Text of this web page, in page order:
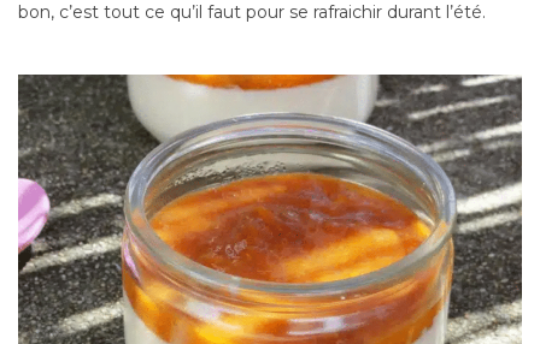
bon, c’est tout ce qu’il faut pour se rafraichir durant l’été.